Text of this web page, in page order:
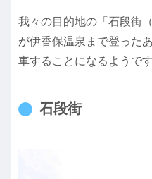
我々の目的地の「石段街
が伊香保温泉まで登った
車することになるようです
石段街